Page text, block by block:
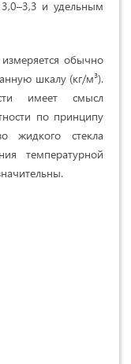
и удельным
обычно
шкалу (кг/м³).
имеет смысл
по принципу
жидкого стекла
температурной